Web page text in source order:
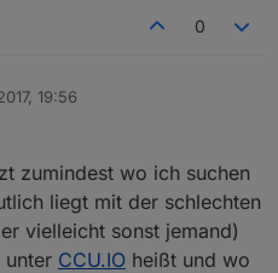
0
19:56
zumindest wo ich suchen
liegt mit der schlechten
vielleicht sonst jemand)
unter CCU.IO heißt und wo